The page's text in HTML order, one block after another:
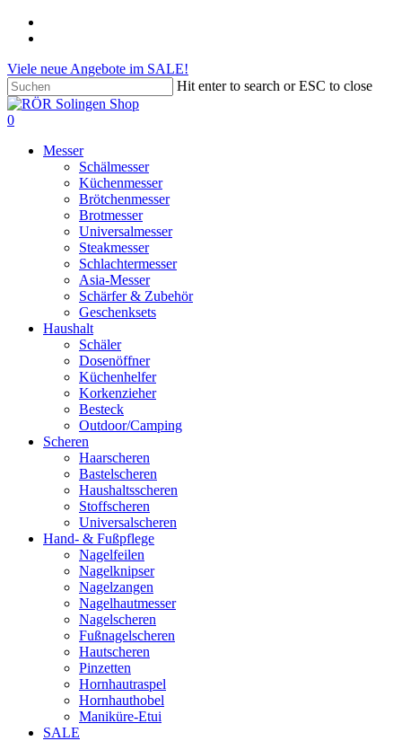
Skip
content
Viele neue Angebote im SALE!
Hit enter to search or ESC to close
Close
Search
search
account
0
Messer
Schälmesser
Küchenmesser
Brötchenmesser
Brotmesser
Universalmesser
Steakmesser
Schlachtermesser
Asia-Messer
Schärfer & Zubehör
Geschenksets
Haushalt
Schäler
Dosenöffner
Küchenhelfer
Korkenzieher
Besteck
Outdoor/Camping
Scheren
Haarscheren
Bastelscheren
Haushaltsscheren
Stoffscheren
Universalscheren
Hand- & Fußpflege
Nagelfeilen
Nagelknipser
Nagelzangen
Nagelhautmesser
Nagelscheren
Fußnagelscheren
Hautscheren
Pinzetten
Hornhautraspel
Hornhauthobel
Maniküre-Etui
SALE